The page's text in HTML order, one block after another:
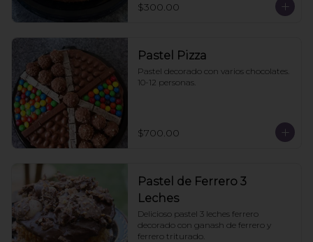
$300.00
Pastel Pizza
Pastel decorado con varios chocolates.
10-12 personas.
$700.00
Pastel de Ferrero 3
Leches
Delicioso pastel 3 leches ferrero
decorado con ganash de ferrero y
ferrero triturado.